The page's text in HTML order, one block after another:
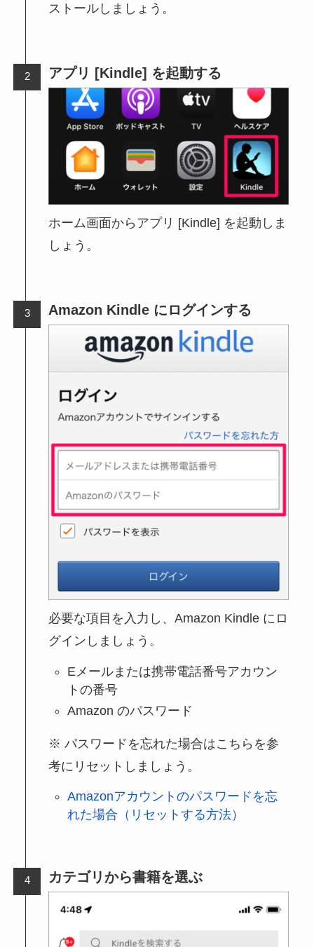
ストールしましょう。
アプリ [Kindle] を起動する
ホーム画面からアプリ [Kindle] を起動しま
しょう。
Amazon Kindle にログインする
必要な項目を入力し、Amazon Kindle にロ
グインしましょう。
Eメールまたは携帯電話番号アカウン
トの番号
Amazon のパスワード
パスワードを忘れた場合はこちらを参
考にリセットしましょう。
Amazonアカウントのパスワードを忘
れた場合（リセットする方法）
カテゴリから書籍を選ぶ